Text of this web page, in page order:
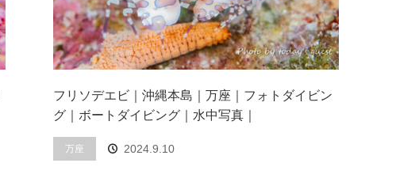
フリソデエビ｜沖縄本島｜万座｜フォトダイビン
グ｜ボートダイビング｜水中写真｜
万座 2024.9.10